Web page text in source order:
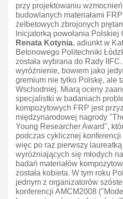
przy projektowaniu
budowlanych materiałami
żelbetowych zbrojonych
Inicjatorką powołania Polskiej
Renata Kotynia, adiunkt w
Betonowego Politechniki
została wybrana do Rady
wyróżnienie, bowiem jako
gremium nie tylko Polskę, ale
Wschodniej. Miarą oceny
specjalistki w badaniach
kompozytowych FRP jest
międzynarodowej nagrody
Young Researcher Award",
podczas cyklicznej konferencji
więc po raz pierwszy
wyróżniających się młodych
badań materiałów
została kobieta. W tym roku
jednym z organizatorów
konferencji AMCM2008